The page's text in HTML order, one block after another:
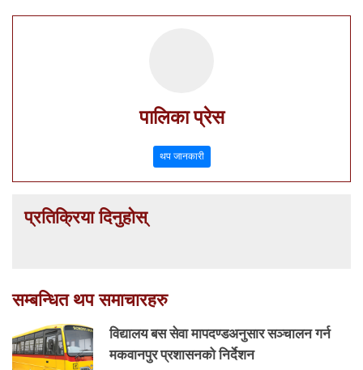
पालिका प्रेस
थप जानकारी
प्रतिक्रिया दिनुहोस्
सम्बन्धित थप समाचारहरु
विद्यालय बस सेवा मापदण्डअनुसार सञ्चालन गर्न
मकवानपुर प्रशासनको निर्देशन